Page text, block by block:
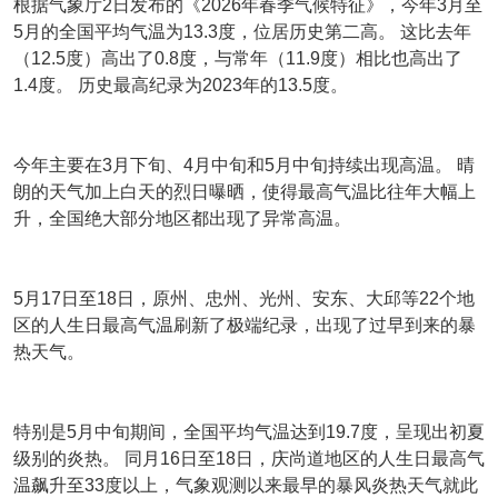
根据气象厅2日发布的《2026年春季气候特征》，今年3月至
5月的全国平均气温为13.3度，位居历史第二高。 这比去年
（12.5度）高出了0.8度，与常年（11.9度）相比也高出了
1.4度。 历史最高纪录为2023年的13.5度。
今年主要在3月下旬、4月中旬和5月中旬持续出现高温。 晴
朗的天气加上白天的烈日曝晒，使得最高气温比往年大幅上
升，全国绝大部分地区都出现了异常高温。
5月17日至18日，原州、忠州、光州、安东、大邱等22个地
区的人生日最高气温刷新了极端纪录，出现了过早到来的暴
热天气。
特别是5月中旬期间，全国平均气温达到19.7度，呈现出初夏
级别的炎热。 同月16日至18日，庆尚道地区的人生日最高气
温飙升至33度以上，气象观测以来最早的暴风炎热天气就此